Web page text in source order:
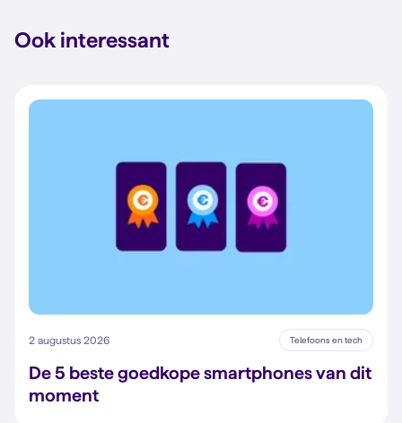
Ook interessant
2 augustus 2026 Telefoons en tech
De 5 beste goedkope smartphones van dit
moment